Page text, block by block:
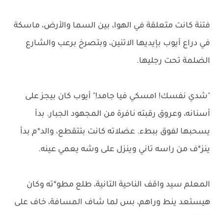
فتنة كانت متعلقة في الهوا، بين السما والأرض، ماسكة
في دراع أيوب بإيديها الاتنين، وبتصرخ برعب والشارع
الضلمة تحت رجليها.
"شدي نفسك! امسكي فيا جامد!" أيوب كان بيجز على
أسنانه، وعروق رقبته نافرة من المجهود الجبار. بدأ
يسحبها لفوق ببطء. عضلاته كانت بتتقطع، والد*م بدأ
ينز*ف من راسه تاني وينزل على وشه يعمي عينه.
المعلم سيد واقف الناحية التانية، طلع مطو*ته وكان
هيستعد ينط وراهم، بس لما شاف المسافة، خاف على